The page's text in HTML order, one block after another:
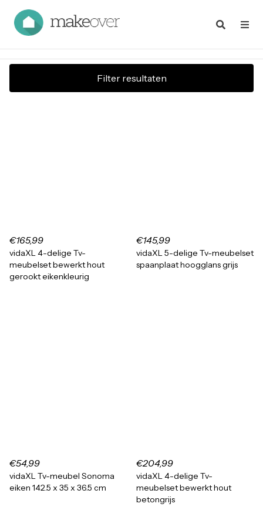
Filter resultaten
€165,99
vidaXL 4-delige Tv-
meubelset bewerkt hout
gerookt eikenkleurig
€145,99
vidaXL 5-delige Tv-meubelset
spaanplaat hoogglans grijs
€54,99
vidaXL Tv-meubel Sonoma
eiken 142.5 x 35 x 36.5 cm
€204,99
vidaXL 4-delige Tv-
meubelset bewerkt hout
betongrijs